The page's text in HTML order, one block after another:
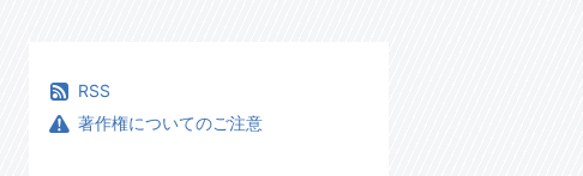
RSS
著作権についてのご注意